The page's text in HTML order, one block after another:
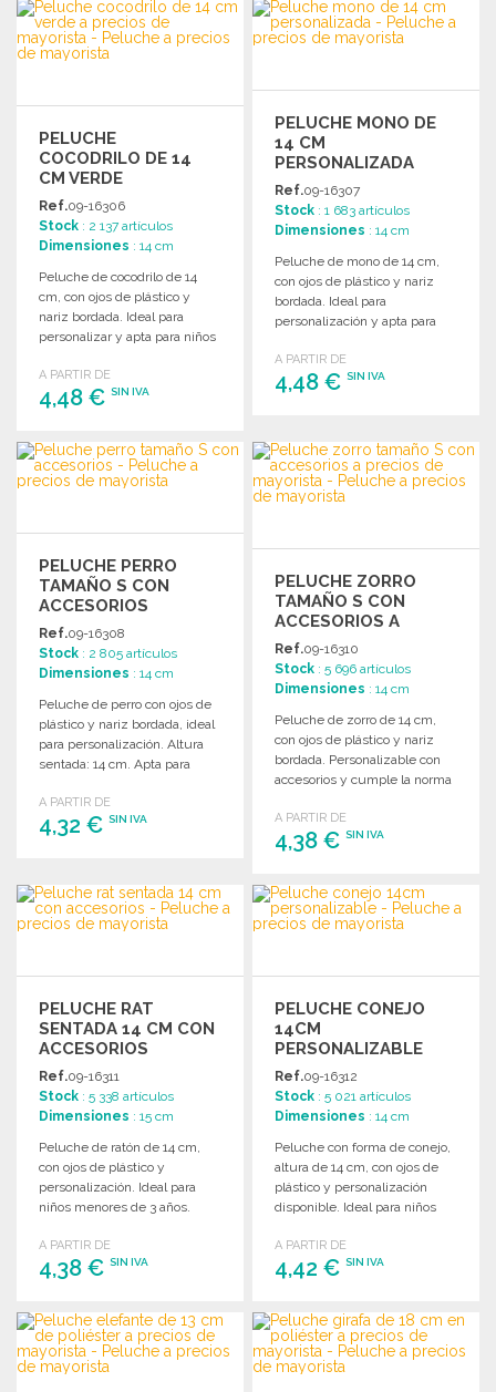
PEDIR
Solicitar un presupuesto
PEDIR
Solicitar un presupuesto
PELUCHE
COCODRILO DE 14
CM VERDE
Ref.09-16306
Stock : 2 137 artículos
Dimensiones : 14 cm
Peluche de cocodrilo de 14
cm, con ojos de plástico y
nariz bordada. Ideal para
personalizar y apta para niños
A PARTIR DE
4,48 € SIN IVA
PEDIR
Solicitar un presupuesto
PELUCHE MONO DE
14 CM
PERSONALIZADA
Ref.09-16307
Stock : 1 683 artículos
Dimensiones : 14 cm
Peluche de mono de 14 cm,
con ojos de plástico y nariz
bordada. Ideal para
personalización y apta para
A PARTIR DE
4,48 €SIN IVA
Solicitar un presupuesto
PELUCHE PERRO
TAMAÑO S CON
ACCESORIOS
Ref.09-16308
Stock : 2 805 artículos
Dimensiones : 14 cm
Peluche de perro con ojos de
plástico y nariz bordada, ideal
para personalización. Altura
sentada: 14 cm. Apta para
A PARTIR DE
4,32 € SIN IVA
Solicitar un presupuesto
PELUCHE ZORRO
TAMAÑO S CON
ACCESORIOS A
PRECIOS DE
MAYORISTA
Ref.09-16310
Stock : 5 696 artículos
Dimensiones : 14 cm
Peluche de zorro de 14 cm,
con ojos de plástico y nariz
bordada. Personalizable con
accesorios y cumple la norma
A PARTIR DE
4,38 €SIN IVA
PEDIR
Solicitar un presupuesto
PELUCHE RAT
SENTADA 14 CM CON
ACCESORIOS
Ref.09-16311
Stock : 5 338 artículos
Dimensiones : 15 cm
Peluche de ratón de 14 cm,
con ojos de plástico y
personalización. Ideal para
niños menores de 3 años.
A PARTIR DE
4,38 € SIN IVA
PEDIR
Solicitar un presupuesto
PELUCHE CONEJO
14CM
PERSONALIZABLE
Ref.09-16312
Stock : 5 021 artículos
Dimensiones : 14 cm
Peluche con forma de conejo,
altura de 14 cm, con ojos de
plástico y personalización
disponible. Ideal para niños
A PARTIR DE
4,42 €SIN IVA
PEDIR
Solicitar un presupuesto